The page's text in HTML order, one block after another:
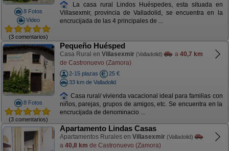
8 Fotos
Video
(3 comentarios)
La casa rural Lindos Huéspedes, esta situada en
Villasexmir, provincia de Valladolid, se encuentra en la
encrucijada de las 4 principales de ...
8 Fotos
(3 comentarios)
Pequeño Huésped
Casa Rural en Villasexmir (Valladolid) a 40,7 km
de Castronuevo (Zamora)
2-15 plazas
25 €
33 km de Valladolid
Casa rural/ vivienda vacacional ideal para familias con
niños, parejas, grupos de amigos, etc. Se encuentra en la
encrucijada de denominacio ...
Apartamento Lindas Casas
Apartamentos Rurales en Villasexmir (Valladolid)
a 40,8 km de Castronuevo (Zamora)